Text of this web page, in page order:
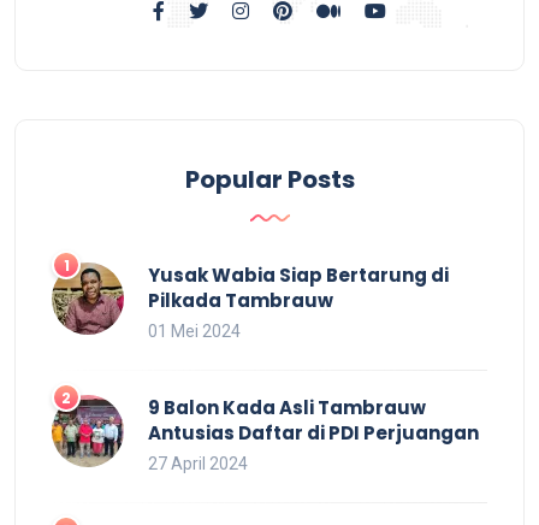
Popular Posts
Yusak Wabia Siap Bertarung di
Pilkada Tambrauw
01 Mei 2024
9 Balon Kada Asli Tambrauw
Antusias Daftar di PDI Perjuangan
27 April 2024